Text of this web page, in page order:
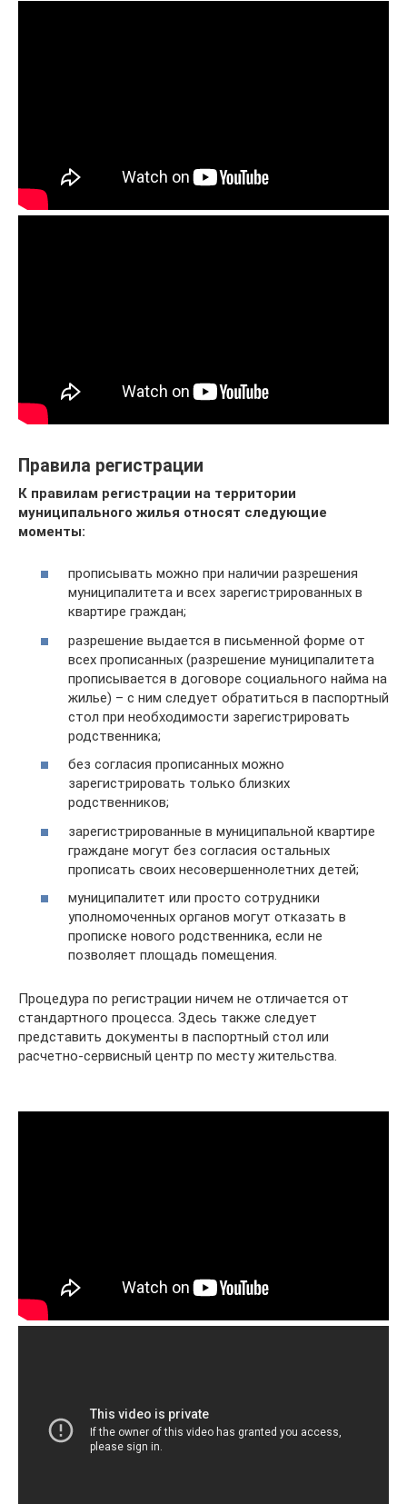
Правила регистрации
К правилам регистрации на территории
муниципального жилья относят следующие
моменты:
прописывать можно при наличии разрешения
муниципалитета и всех зарегистрированных в
квартире граждан;
разрешение выдается в письменной форме от
всех прописанных (разрешение муниципалитета
прописывается в договоре социального найма на
жилье) – с ним следует обратиться в паспортный
стол при необходимости зарегистрировать
родственника;
без согласия прописанных можно
зарегистрировать только близких
родственников;
зарегистрированные в муниципальной квартире
граждане могут без согласия остальных
прописать своих несовершеннолетних детей;
муниципалитет или просто сотрудники
уполномоченных органов могут отказать в
прописке нового родственника, если не
позволяет площадь помещения.
Процедура по регистрации ничем не отличается от
стандартного процесса. Здесь также следует
представить документы в паспортный стол или
расчетно-сервисный центр по месту жительства.